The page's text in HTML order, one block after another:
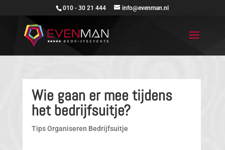
010 - 30 21 444 info@evenman.nl
Wie gaan er mee tijdens
het bedrijfsuitje?
Tips Organiseren Bedrijfsuitje